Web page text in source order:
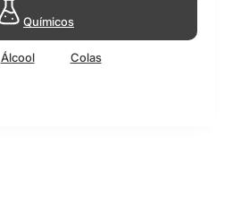
Químicos
Álcool Colas